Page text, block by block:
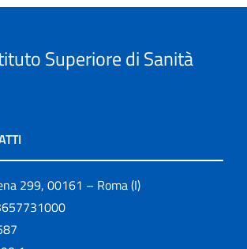
Superiore di Sanità
299, 00161 – Roma (I)